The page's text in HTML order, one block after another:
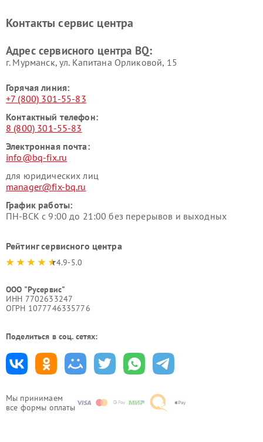
Мы принимаем
все формы оплаты
Контакты сервис центра
Адрес сервисного центра BQ:
г. Мурманск, ул. Капитана Орликовой, 15
Горячая линия:
+7 (800) 301-55-83
Контактный телефон:
8 (800) 301-55-83
Электронная почта:
info@bq-fix.ru
для юридических лиц
manager@fix-bq.ru
График работы:
ПН-ВСК с 9:00 до 21:00 без перерывов и выходных
Рейтинг сервисного центра
4.9-5.0
ООО "Русервис"
ИНН 7702633247
ОГРН 1077746335776
Поделиться в соц. сетях: